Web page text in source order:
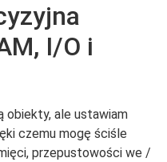
I/O i
obiekty, ale ustawiam
czemu mogę ściśle
przepustowości we /